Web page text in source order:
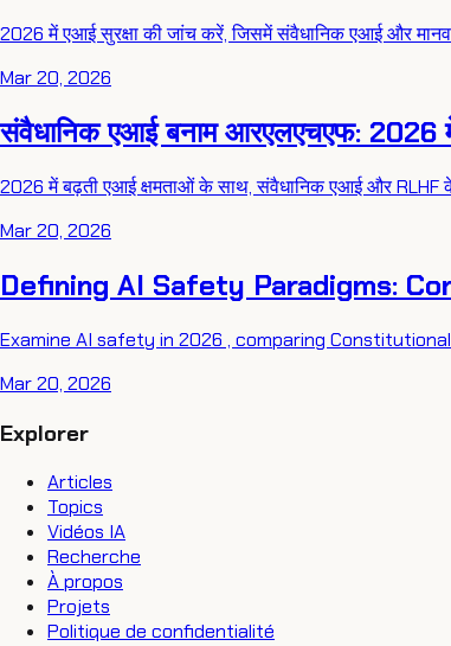
2026 में एआई सुरक्षा की जांच करें, जिसमें संवैधानिक एआई और
Mar 20, 2026
संवैधानिक एआई बनाम आरएलएचएफ: 2026
2026 में बढ़ती एआई क्षमताओं के साथ, संवैधानिक एआई और
Mar 20, 2026
Defining AI Safety Paradigms:
Examine AI safety in 2026 , comparing
Mar 20, 2026
Explorer
Articles
Topics
Vidéos IA
Recherche
À propos
Projets
Politique de confidentialité